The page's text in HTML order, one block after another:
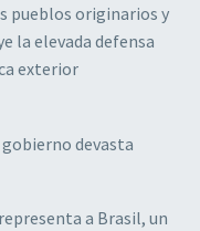
pueblos originarios y
la elevada defensa
exterior
devasta
a Brasil, un